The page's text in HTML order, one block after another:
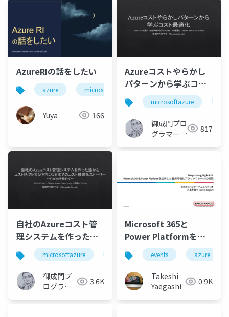
AzureRIの話をしたい
azure microsoft finops
Yuya 166
Azureコストやらかし
パターンから学ぶコス
ト最適化microsoftazure
御成門プロ
グラマー
817
自社のAzureコスト管
理システムを作った話
からコスト話でMS MVP
になるまでのコスト最
適化ストーリー～
FinOpsを絡めて～
microsoftazure azure microsoft
御成門プ
ログラマ
3.6K
Microsoft 365と
Power Platformを活
用した費用可視化プラ
ットフォームの構築
events azure
Takeshi
Yaegashi
0.9K